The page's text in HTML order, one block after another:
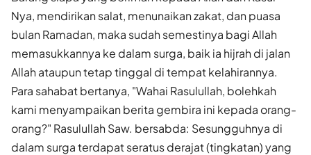
Nya, mendirikan salat, menunaikan zakat, dan puasa
bulan Ramadan, maka sudah semestinya bagi Allah
memasukkannya ke dalam surga, baik ia hijrah di jalan
Allah ataupun tetap tinggal di tempat kelahirannya.
Para sahabat bertanya, "Wahai Rasulullah, bolehkah
kami menyampaikan berita gembira ini kepada orang-
orang?" Rasulullah Saw. bersabda: Sesungguhnya di
dalam surga terdapat seratus derajat (tingkatan) yang